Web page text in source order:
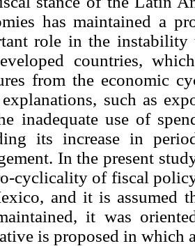
has maintained a
role in the instability
countries,
from the economic
explanations, such as
inadequate use of
its increase in
In the present
cyclicality of fiscal
and it is assumed
it was
is proposed in which